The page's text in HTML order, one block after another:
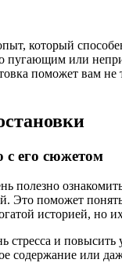
который способен
пугающим или
поможет вам
с его сюжетом
полезно
Это поможет
историей, но
стресса и
содержание или